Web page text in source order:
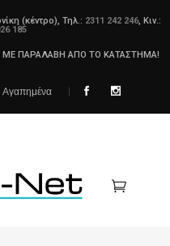
(κέντρο), Τηλ.: 2311 242 246, Κιν.:
185
ΜΕ ΠΑΡΑΛΑΒΗ ΑΠΟ ΤΟ ΚΑΤΑΣΤΗΜΑ!
Αγαπημένα